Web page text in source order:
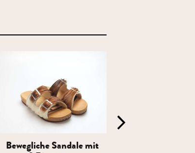
Bewegliche Sandale mit